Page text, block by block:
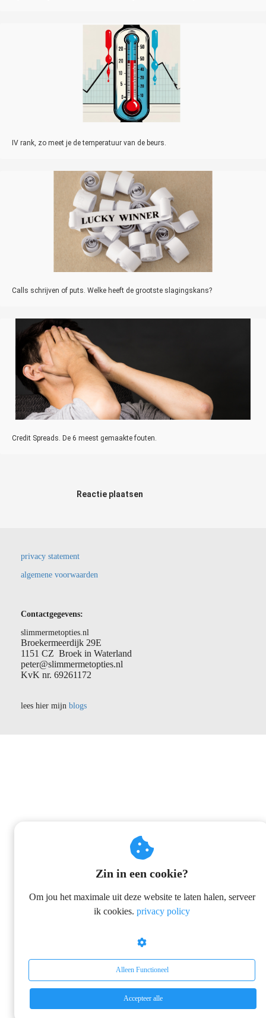
IV rank, zo meet je de temperatuur van de beurs.
Calls schrijven of puts. Welke heeft de grootste slagingskans?
Credit Spreads. De 6 meest gemaakte fouten.
Reactie plaatsen
privacy statement
algemene voorwaarden
Contactgegevens:
slimmermetopties.nl
Broekermeerdijk 29E
1151 CZ Broek in Waterland
peter@slimmermetopties.nl
KvK nr. 69261172
lees hier mijn blogs
Zin in een cookie?
Om jou het maximale uit deze website te laten halen, serveer
ik cookies. privacy policy
Alleen Functioneel
Accepteer alle